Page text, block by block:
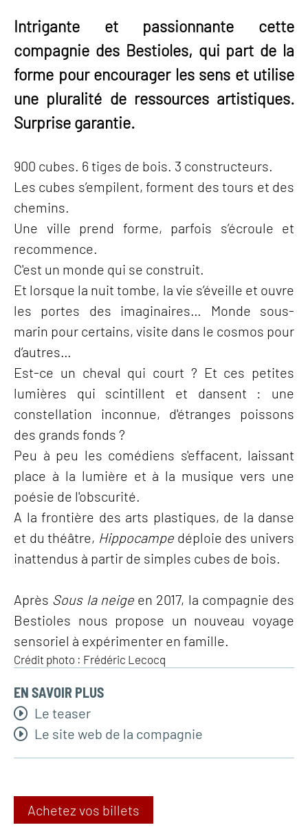
Intrigante et passionnante cette
compagnie des Bestioles, qui part de la
forme pour encourager les sens et utilise
une pluralité de ressources artistiques.
Surprise garantie.
900 cubes. 6 tiges de bois. 3 constructeurs.
Les cubes s’empilent, forment des tours et des
chemins.
Une ville prend forme, parfois s’écroule et
recommence.
C'est un monde qui se construit.
Et lorsque la nuit tombe, la vie s’éveille et ouvre
les portes des imaginaires… Monde sous-
marin pour certains, visite dans le cosmos pour
d’autres…
Est-ce un cheval qui court ? Et ces petites
lumières qui scintillent et dansent : une
constellation inconnue, d'étranges poissons
des grands fonds ?
Peu à peu les comédiens s'effacent, laissant
place à la lumière et à la musique vers une
poésie de l'obscurité.
A la frontière des arts plastiques, de la danse
et du théâtre, Hippocampe déploie des univers
inattendus à partir de simples cubes de bois.
Après Sous la neigeen 2017, la compagnie des
Bestioles nous propose un nouveau voyage
sensoriel à expérimenter en famille.
Crédit photo : Frédéric Lecocq
EN SAVOIR PLUS
Le teaser
Le site web de la compagnie
Achetez vos billets